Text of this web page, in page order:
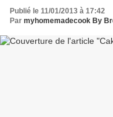
Publié le 11/01/2013 à 17:42
Par myhomemadecook By